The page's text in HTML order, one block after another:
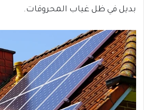
بديل في ظل غياب المحروقات.